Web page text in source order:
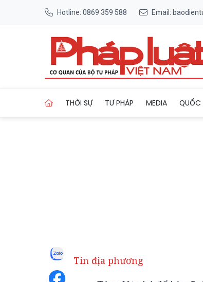
Hotline: 0869 359 588 Email:
THỜI SỰ TƯ PHÁP MEDIA QUỐC
Tin địa phương